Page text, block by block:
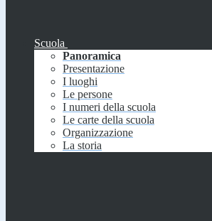
Scuola
Panoramica
Presentazione
I luoghi
Le persone
I numeri della scuola
Le carte della scuola
Organizzazione
La storia